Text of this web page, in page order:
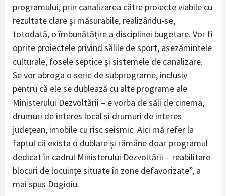
programului, prin canalizarea către proiecte viabile cu
rezultate clare și măsurabile, realizându-se,
totodată, o îmbunătățire a disciplinei bugetare. Vor fi
oprite proiectele privind sălile de sport, așezămintele
culturale, fosele septice și sistemele de canalizare.
Se vor abroga o serie de subprograme, inclusiv
pentru că ele se dublează cu alte programe ale
Ministerului Dezvoltării – e vorba de săli de cinema,
drumuri de interes local și drumuri de interes
județean, imobile cu risc seismic. Aici mă refer la
faptul că exista o dublare și rămâne doar programul
dedicat în cadrul Ministerului Dezvoltării – reabilitare
blocuri de locuințe situate în zone defavorizate”, a
mai spus Dogioiu.